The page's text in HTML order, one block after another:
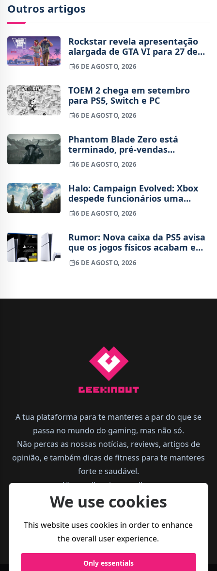
Outros artigos
Rockstar revela apresentação
alargada de GTA VI para 27 de
agosto
6 DE AGOSTO, 2026
TOEM 2 chega em setembro
para PS5, Switch e PC
6 DE AGOSTO, 2026
Phantom Blade Zero está
terminado, pré-vendas
começam na próxima semana
6 DE AGOSTO, 2026
Halo: Campaign Evolved: Xbox
despede funcionários uma
semana após o lançamento
6 DE AGOSTO, 2026
Rumor: Nova caixa da PS5 avisa
que os jogos físicos acabam em
2028
6 DE AGOSTO, 2026
A tua plataforma para te manteres a par do que se
passa no mundo do gaming, mas não só.
Não percas as nossas notícias, reviews, artigos de
opinião, e também dicas de fitness para te manteres
forte e saudável.
Vive melhor, joga melhor.
We use cookies
This website uses cookies in order to enhance
the overall user experience.
Only essentials